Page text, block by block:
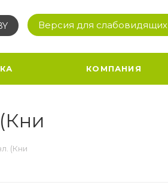
Версия для слабовидящих
КОМПАНИЯ
(Кни